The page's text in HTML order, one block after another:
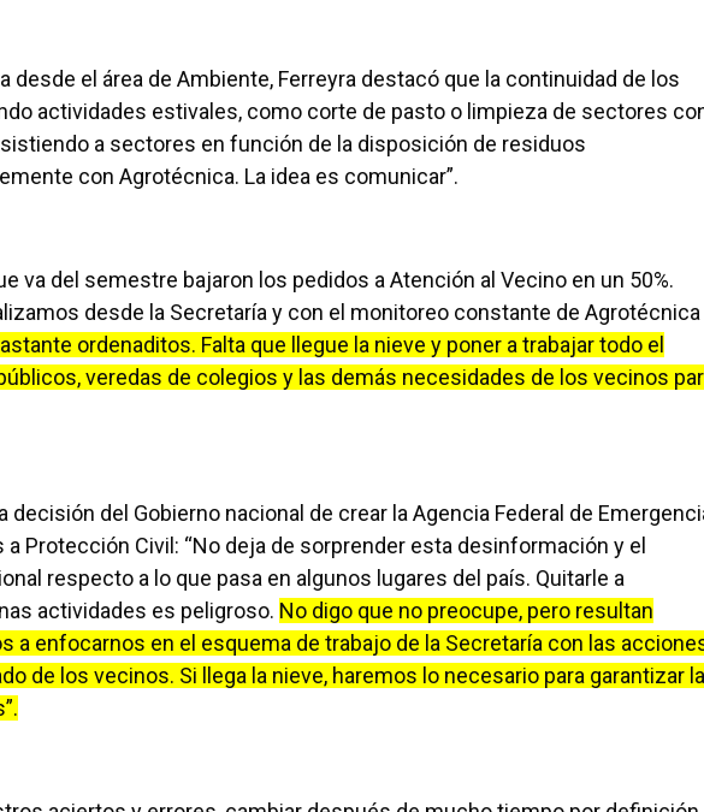
desde el área de Ambiente, Ferreyra destacó que la continuidad de los
actividades estivales, como corte de pasto o limpieza de sectores
a sectores en función de la disposición de residuos
con Agrotécnica. La idea es comunicar”.
va del semestre bajaron los pedidos a Atención al Vecino en un 50%.
desde la Secretaría y con el monitoreo constante de Agrotécnica
ordenaditos. Falta que llegue la nieve y poner a trabajar todo el
veredas de colegios y las demás necesidades de los vecinos
decisión del Gobierno nacional de crear la Agencia Federal de
Protección Civil: “No deja de sorprender esta desinformación y el
respecto a lo que pasa en algunos lugares del país. Quitarle a
actividades es peligroso. No digo que no preocupe, pero resultan
a enfocarnos en el esquema de trabajo de la Secretaría con las
de los vecinos. Si llega la nieve, haremos lo necesario para garantizar la